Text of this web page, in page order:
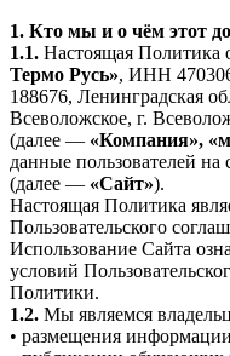
1. Кто мы и о чём этот
1.1. Настоящая Политика
Термо Русь», ИНН
188676, Ленинградская
Всеволожское, г.
(далее — «Компания»,
данные пользователей на
(далее — «Сайт»).
Настоящая Политика
Пользовательского
Использование Сайта
условий
Политики.
1.2. Мы являемся
• размещения